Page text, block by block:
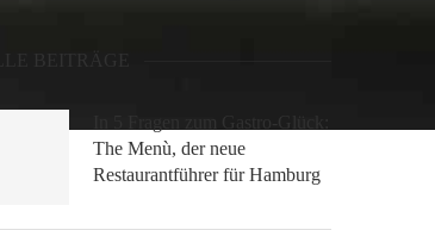
The Menù, der neue
Restaurantführer für Hamburg